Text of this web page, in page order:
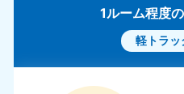
1ルーム程度
軽トラッ